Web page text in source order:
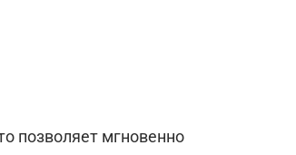
позволяет мгновенно